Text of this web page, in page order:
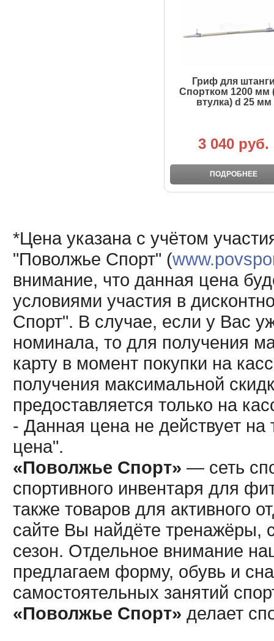
Гриф для
Спортком 1200 мм
втулка) d 25 мм
3 040 руб.
ПОДРОБНЕЕ
*Цена указана с учётом
"Поволжье Спорт" (
внимание, что данная цена
условиями участия в
Спорт". В случае, если у Вас
номинала, то для получения
карту в момент покупки на
получения максимальной
предоставляется только на
- Данная цена не действует
цена".
«Поволжье Спорт» — сеть
спортивного инвентаря для
также товаров для активного
сайте Вы найдёте тренажёры,
сезон. Отдельное внимание
предлагаем форму, обувь и
самостоятельных занятий
«Поволжье Спорт» делает